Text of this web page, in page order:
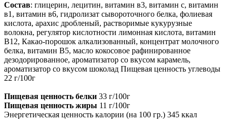
Состав: глицерин, лецитин, витамин в3, витамин с, витамин
в1, витамин в6, гидролизат сывороточного белка, фолиевая
кислота, арахис дробленый, растворимые кукурузные
волокна, регулятор кислотности лимонная кислота, витамин
В12, Какао-порошок алкализованный, концентрат молочного
белка, витамин В5, масло кокосовое рафинированное
дезодорированное, ароматизатор со вкусом карамель,
ароматизатор со вкусом шоколад Пищевая ценность углеводы
22 г/100г
Пищевая ценность белки 33 г/100г
Пищевая ценность жиры 11 г/100г
Энергетическая ценность калории (на 100 гр.) 345 ккал